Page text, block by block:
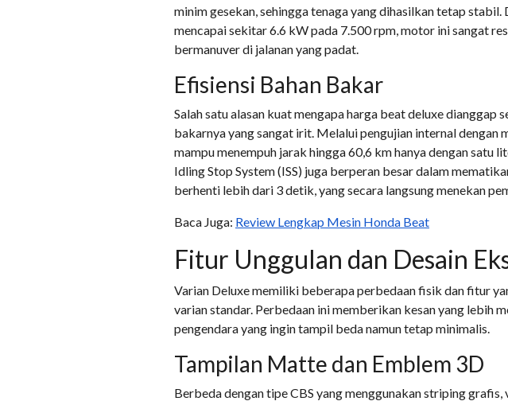
minim gesekan, sehingga tenaga yang dihasilkan tetap stabil.
mencapai sekitar 6.6 kW pada 7.500 rpm, motor ini sangat
bermanuver di jalanan yang padat.
Efisiensi Bahan Bakar
Salah satu alasan kuat mengapa harga beat deluxe dianggap
bakarnya yang sangat irit. Melalui pengujian internal dengan
mampu menempuh jarak hingga 60,6 km hanya dengan satu
Idling Stop System (ISS) juga berperan besar dalam
berhenti lebih dari 3 detik, yang secara langsung menekan
Baca Juga: Review Lengkap Mesin Honda Beat
Fitur Unggulan dan Desain
Varian Deluxe memiliki beberapa perbedaan fisik dan fitur
varian standar. Perbedaan ini memberikan kesan yang lebih
pengendara yang ingin tampil beda namun tetap minimalis.
Tampilan Matte dan Emblem 3D
Berbeda dengan tipe CBS yang menggunakan striping grafis,